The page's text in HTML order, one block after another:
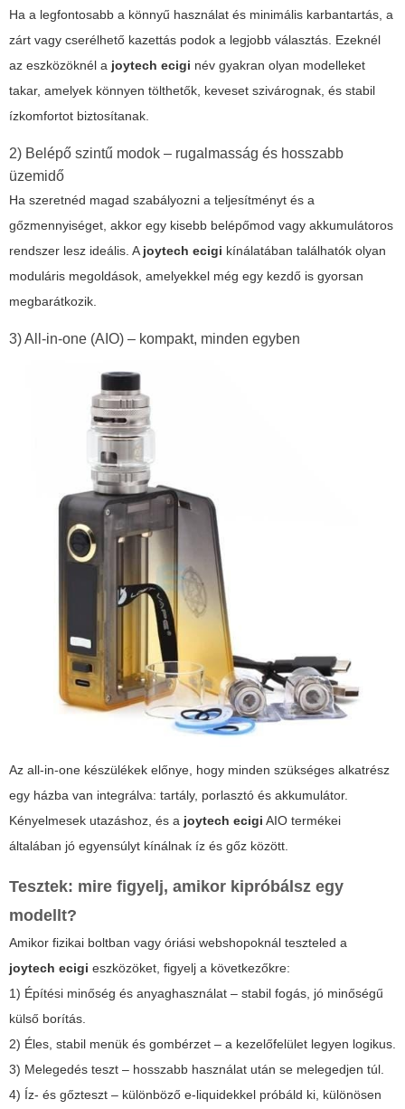
Ha a legfontosabb a könnyű használat és minimális karbantartás, a
zárt vagy cserélhető kazettás podok a legjobb választás. Ezeknél
az eszközöknél a joytech ecigi név gyakran olyan modelleket
takar, amelyek könnyen tölthetők, keveset szivárognak, és stabil
ízkomfortot biztosítanak.
2) Belépő szintű modok – rugalmasság és hosszabb
üzemidő
Ha szeretnéd magad szabályozni a teljesítményt és a
gőzmennyiséget, akkor egy kisebb belépőmod vagy akkumulátoros
rendszer lesz ideális. A joytech ecigi kínálatában találhatók olyan
moduláris megoldások, amelyekkel még egy kezdő is gyorsan
megbarátkozik.
3) All-in-one (AIO) – kompakt, minden egyben
Az all-in-one készülékek előnye, hogy minden szükséges alkatrész
egy házba van integrálva: tartály, porlasztó és akkumulátor.
Kényelmesek utazáshoz, és a joytech ecigi AIO termékei
általában jó egyensúlyt kínálnak íz és gőz között.
Tesztek: mire figyelj, amikor kipróbálsz egy
modellt?
Amikor fizikai boltban vagy óriási webshopoknál teszteled a
joytech ecigi eszközöket, figyelj a következőkre:
1) Építési minőség és anyaghasználat – stabil fogás, jó minőségű
külső borítás.
2) Éles, stabil menük és gombérzet – a kezelőfelület legyen logikus.
3) Melegedés teszt – hosszabb használat után se melegedjen túl.
4) Íz- és gőzteszt – különböző e-liquidekkel próbáld ki, különösen